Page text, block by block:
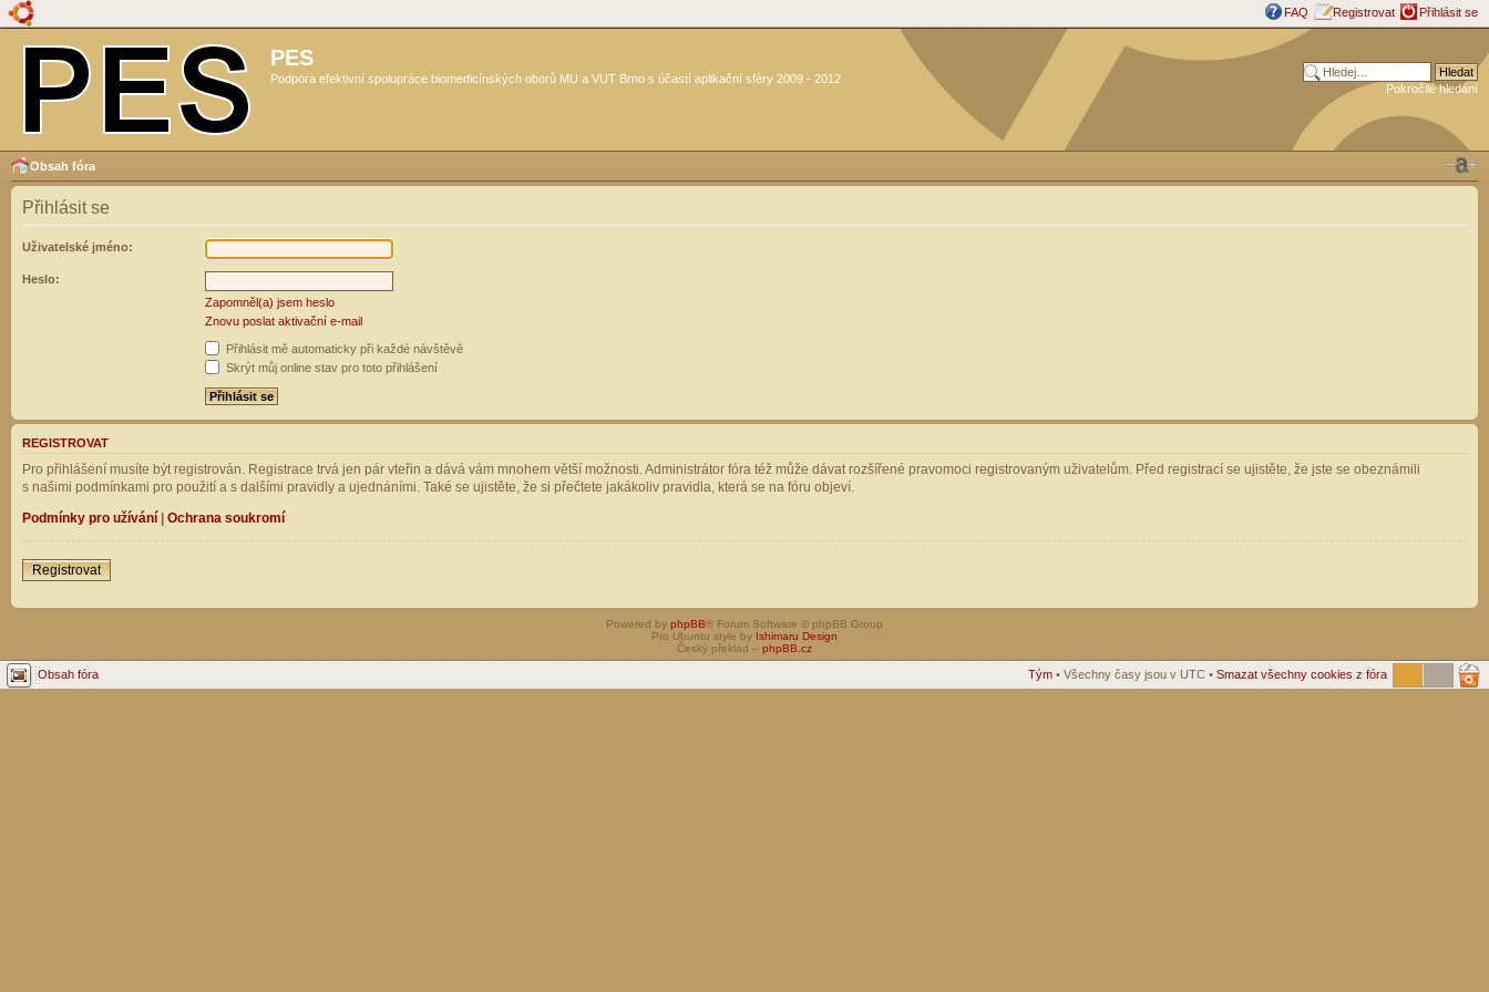
FAQ Registrovat Přihlásit se
PES
Podpora efektivní spolupráce biomedicínských oborů MU a VUT Brno s účastí aplikační sféry 2009 - 2012
Pokročilé hledání
Obsah fóra
Přihlásit se
Uživatelské jméno:
Heslo:
Zapomněl(a) jsem heslo
Znovu poslat aktivační e-mail
Přihlásit mě automaticky při každé návštěvě
Skrýt můj online stav pro toto přihlášení
REGISTROVAT
Pro přihlášení musíte být registrován. Registrace trvá jen pár vteřin a dává vám mnohem větší možnosti. Administrátor fóra též může dávat rozšířené pravomoci registrovaným uživatelům. Před registrací se ujistěte, že jste se obeznámili
s našimi podmínkami pro použití a s dalšími pravidly a ujednáními. Také se ujistěte, že si přečtete jakákoliv pravidla, která se na fóru objeví.
Podmínky pro užívání | Ochrana soukromí
Registrovat
Powered by phpBB® Forum Software © phpBB Group
Pro Ubuntu style by Ishimaru Design
Český překlad – phpBB.cz
Obsah fóra Tým • Všechny časy jsou v UTC • Smazat všechny cookies z fóra